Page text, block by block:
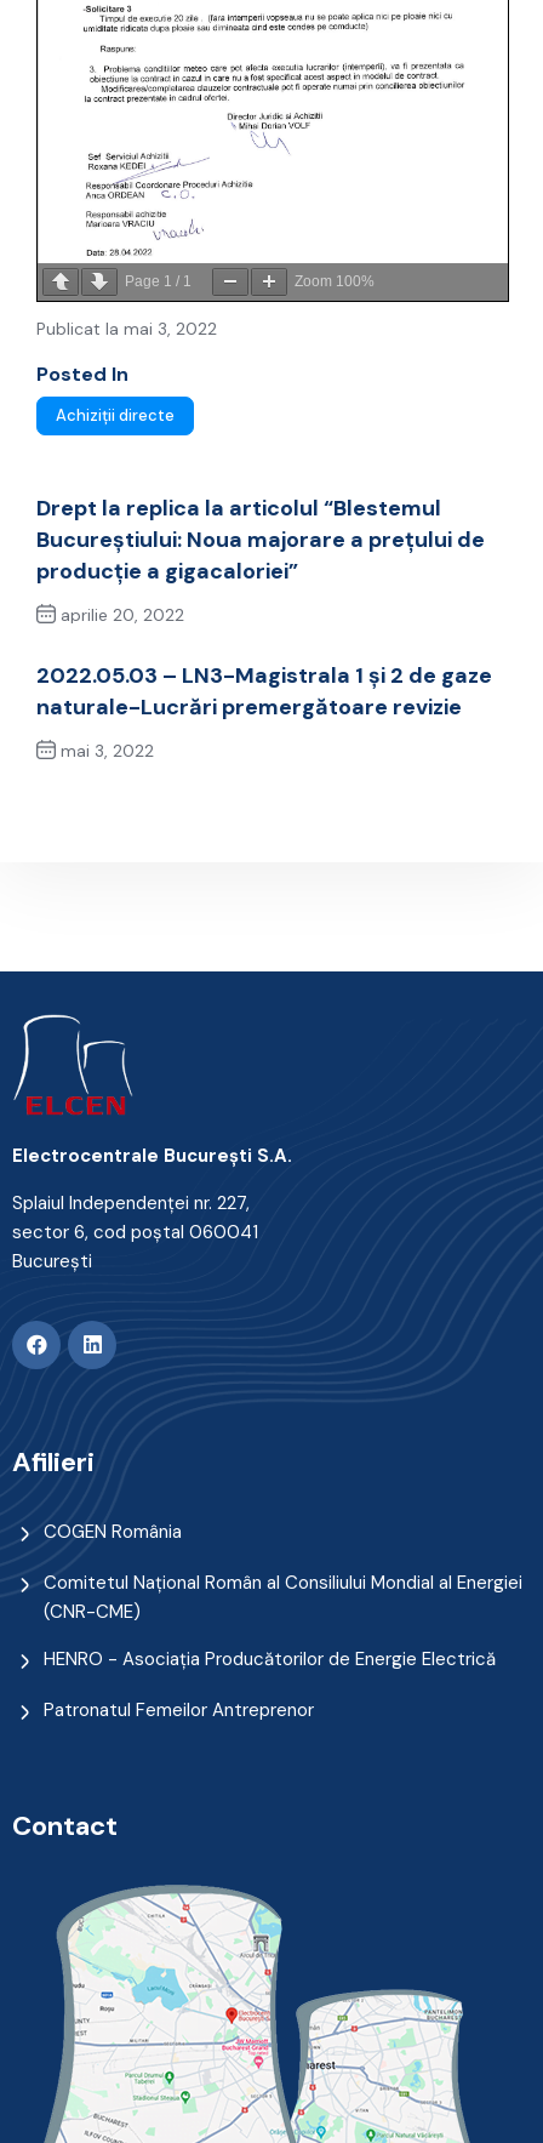
Page 1 / 1 Zoom 100%
Publicat la mai 3, 2022
Posted In
Achiziții directe
Drept la replica la articolul “Blestemul
Bucureștiului: Noua majorare a prețului de
producție a gigacaloriei”
aprilie 20, 2022
2022.05.03 – LN3-Magistrala 1 și 2 de gaze
naturale-Lucrări premergătoare revizie
mai 3, 2022
Electrocentrale Bucureşti S.A.
Splaiul Independenţei nr. 227,
sector 6, cod poştal 060041
Bucureşti
Afilieri
COGEN România
Comitetul Naţional Român al Consiliului Mondial al Energiei
(CNR-CME)
HENRO - Asociația Producătorilor de Energie Electrică
Patronatul Femeilor Antreprenor
Contact